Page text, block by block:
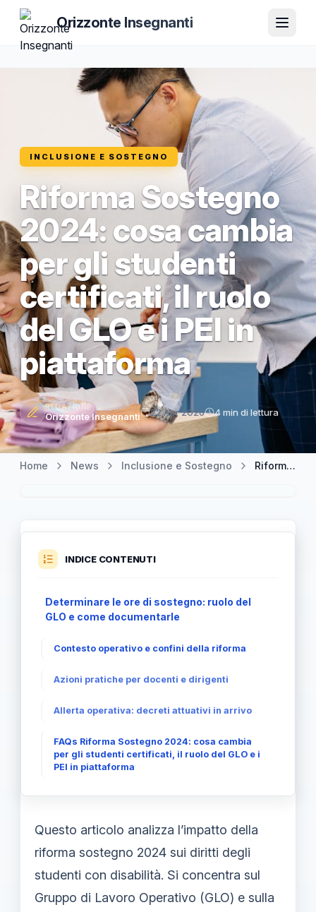
Orizzonte Insegnanti
INCLUSIONE E SOSTEGNO
Riforma Sostegno
2024: cosa cambia
per gli studenti
certificati, il ruolo
del GLO e i PEI in
piattaforma
REDAZIONE
Orizzonte Insegnanti 22 Apr 2026 4 min di lettura
Home News Inclusione e Sostegno Riforma Sostegno 2024: cosa cambia per gli studenti certificati, il ruolo del GLO e i PEI in piattaforma
INDICE CONTENUTI
Determinare le ore di sostegno: ruolo del
GLO e come documentarle
Contesto operativo e confini della riforma
Azioni pratiche per docenti e dirigenti
Allerta operativa: decreti attuativi in arrivo
FAQs Riforma Sostegno 2024: cosa cambia
per gli studenti certificati, il ruolo del GLO e i
PEI in piattaforma
Questo articolo analizza l’impatto della
riforma sostegno 2024 sui diritti degli
studenti con disabilità. Si concentra sul
Gruppo di Lavoro Operativo (GLO) e sulla